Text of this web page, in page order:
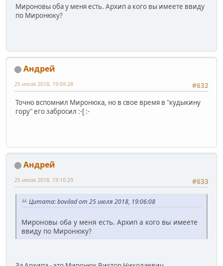
Мироновы оба у меня есть. Архип а кого вы имеете ввиду
по Миронюку?
Андрей
#632
25 июля 2018, 19:09:28
Точно вспомнил Миронюка, но в свое время в "кудыкину
гору" его забросил :-[ :-
Андрей
#633
25 июля 2018, 19:10:29
Цитата: bovilad от 25 июля 2018, 19:06:08
Мироновы оба у меня есть. Архип а кого вы имеете
ввиду по Миронюку?